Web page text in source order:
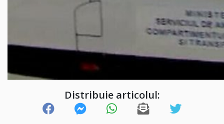
Distribuie articolul: